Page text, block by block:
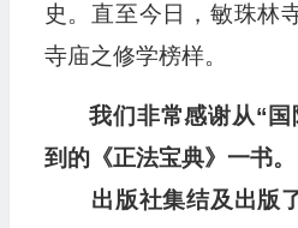
史。直至今日，敏珠林
寺庙之修学榜样。
我们非常感谢从“
到的《正法宝典》一书。
出版社集结及出版了